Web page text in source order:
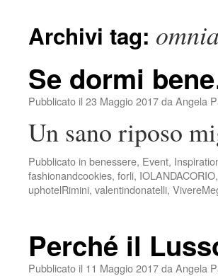
Archivi tag:
Se dormi
Pubblicato il 23 Maggio 2017da Angela
Un sano riposo
Pubblicato in benessere, Event,
fashionandcookies, forli, IOLANDACORIO,
uphotelRimini, valentindonatelli,
Perché il
Pubblicato il 11 Maggio 2017da Angela